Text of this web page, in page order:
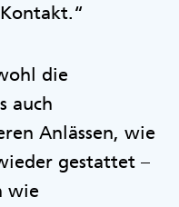
die
auch
Anlässen, wie
gestattet –
wie